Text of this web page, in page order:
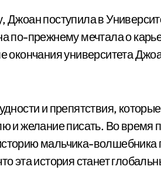
Джоан поступила в
по-прежнему мечтала о
окончания университета
и препятствия,
и желание писать. Во время
мальчика-волшебника
эта история станет